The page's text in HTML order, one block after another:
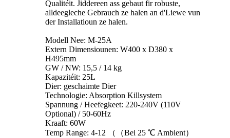
Qualitéit. Jiddereen ass gebaut fir robuste,
alldeegleche Gebrauch ze halen an d'Liewe vun
der Installatioun ze halen.
Modell Nee: M-25A
Extern Dimensiounen: W400 x D380 x
H495mm
GW / NW: 15,5 / 14 kg
Kapazitéit: 25L
Dier: geschaimte Dier
Technologie: Absorption Killsystem
Spannung / Heefegkeet: 220-240V (110V
Optional) / 50-60Hz
Kraaft: 60W
Temp Range: 4-12 （（Bei 25 ℃ Ambient）